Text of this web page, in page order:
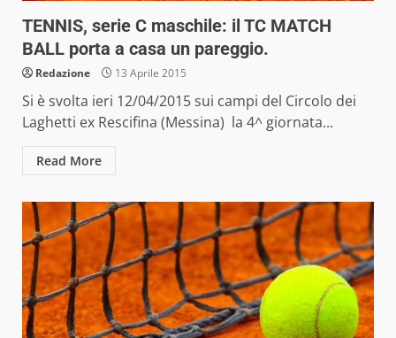
TENNIS, serie C maschile: il TC MATCH
BALL porta a casa un pareggio.
Redazione 13 Aprile 2015
Si è svolta ieri 12/04/2015 sui campi del Circolo dei
Laghetti ex Rescifina (Messina) la 4^ giornata...
Read More